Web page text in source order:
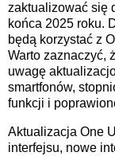
zaktualizować się
końca 2025 roku.
będą korzystać z
Warto zaznaczyć,
uwagę
smartfonów,
funkcji i
Aktualizacja One
interfejsu, nowe